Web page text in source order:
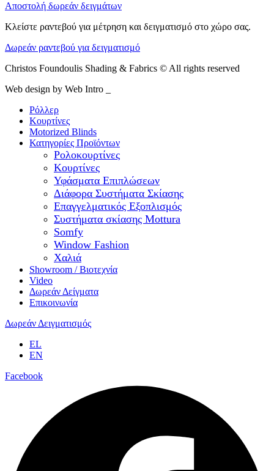
Αποστολή δωρεάν δειγμάτων
Κλείστε ραντεβού για μέτρηση και δειγματισμό στο χώρο σας.
Δωρεάν ραντεβού για δειγματισμό
Christos Foundoulis Shading & Fabrics © All rights reserved
Web design by Web Intro _
Ρόλλερ
Κουρτίνες
Motorized Blinds
Κατηγορίες Προϊόντων
Ρολοκουρτίνες
Κουρτίνες
Υφάσματα Επιπλώσεων
Διάφορα Συστήματα Σκίασης
Επαγγελματικός Εξοπλισμός
Συστήματα σκίασης Mottura
Somfy
Window Fashion
Χαλιά
Showroom / Βιοτεχνία
Video
Δωρεάν Δείγματα
Επικοινωνία
Δωρεάν Δειγματισμός
EL
EN
Facebook